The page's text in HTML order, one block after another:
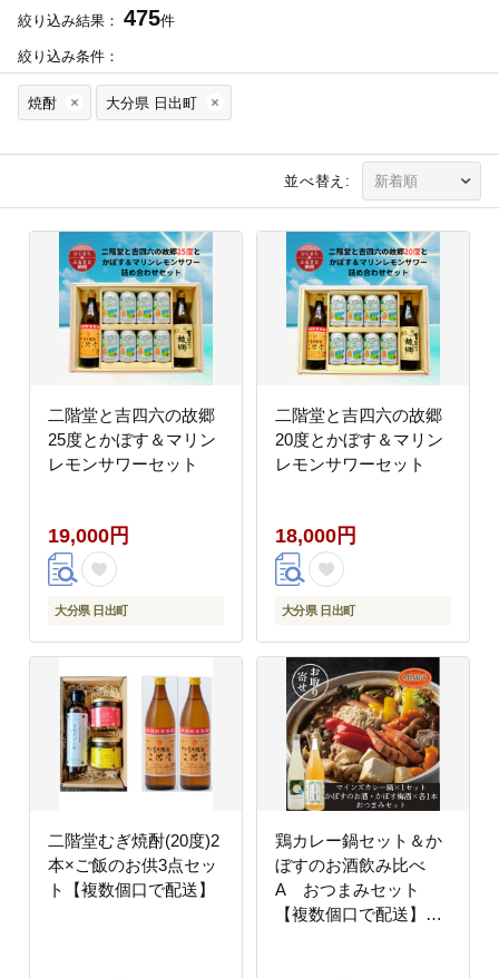
絞り込み結果： 475件
絞り込み条件：
焼酎 大分県 日出町
並べ替え:
二階堂と吉四六の故郷
25度とかぼす＆マリン
レモンサワーセット
19,000円
大分県 日出町
二階堂と吉四六の故郷
20度とかぼす＆マリン
レモンサワーセット
18,000円
大分県 日出町
二階堂むぎ焼酎(20度)2
本×ご飯のお供3点セッ
ト【複数個口で配送】
鶏カレー鍋セット＆か
ぼすのお酒飲み比べ
A おつまみセット
【複数個口で配送】